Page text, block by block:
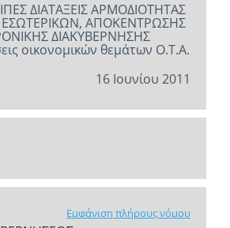
ΔΙΑΤΑΞΕΙΣ ΑΡΜΟΔΙΟΤΗΤΑΣ
ΕΣΩΤΕΡΙΚΩΝ, ΑΠΟΚΕΝΤΡΩΣΗΣ
ΔΙΑΚΥΒΕΡΝΗΣΗΣ
οικονομικών θεμάτων Ο.Τ.Α.
16 Ιουνίου 2011
Εμφάνιση πλήρους νόμου